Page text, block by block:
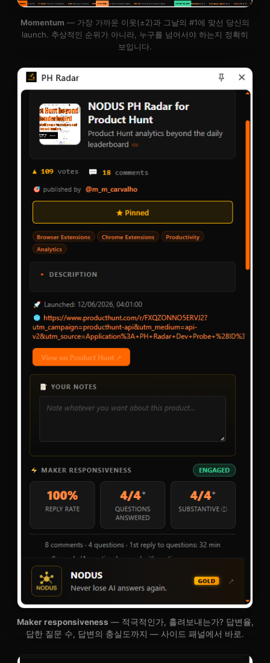
Momentum — 가장 가까운 이웃(±2)과 그날의 #1에 맞선 당신의
launch. 추상적인 순위가 아니라, 누구를 넘어서야 하는지 정확히
보입니다.
Maker responsiveness — 적극적인가, 흘려보내는가? 답변율,
답한 질문 수, 답변의 충실도까지 — 사이드 패널에서 바로.